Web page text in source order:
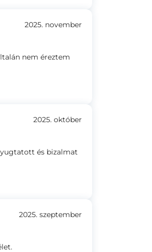
2025. november
nem éreztem
2025. október
és bizalmat
2025. szeptember